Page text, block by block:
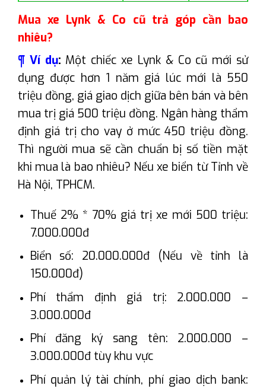
Mua xe Lynk & Co cũ trả góp cần bao
nhiêu?
¶ Ví dụ: Một chiếc xe Lynk & Co cũ mới sử
dụng được hơn 1 năm giá lúc mới là 550
triệu đồng, giá giao dịch giữa bên bán và bên
mua trị giá 500 triệu đồng. Ngân hàng thẩm
định giá trị cho vay ở mức 450 triệu đồng.
Thì người mua sẽ cần chuẩn bị số tiền mặt
khi mua là bao nhiêu? Nếu xe biển từ Tỉnh về
Hà Nội, TPHCM.
Thuế 2% * 70% giá trị xe mới 500 triệu:
7.000.000đ
Biển số: 20.000.000đ (Nếu về tỉnh là
150.000đ)
Phí thẩm định giá trị: 2.000.000 –
3.000.000đ
Phí đăng ký sang tên: 2.000.000 –
3.000.000đ tùy khu vực
Phí quản lý tài chính, phí giao dịch bank: